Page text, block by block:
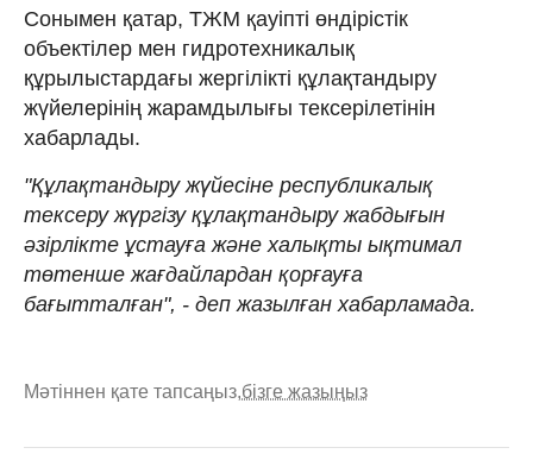
Сонымен қатар, ТЖМ қауіпті өндірістік
объектілер мен гидротехникалық
құрылыстардағы жергілікті құлақтандыру
жүйелерінің жарамдылығы тексерілетінін
хабарлады.
"Құлақтандыру жүйесіне республикалық
тексеру жүргізу құлақтандыру жабдығын
әзірлікте ұстауға және халықты ықтимал
төтенше жағдайлардан қорғауға
бағытталған", - деп жазылған хабарламада.
Мәтіннен қате тапсаңыз,бізге жазыңыз